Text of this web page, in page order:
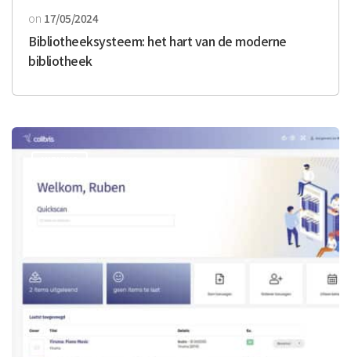
on 17/05/2024
Bibliotheeksysteem: het hart van de moderne
bibliotheek